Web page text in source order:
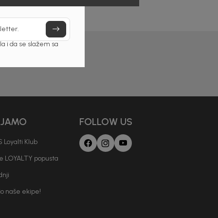
Loyalti Klub
LOYALTY popusta
naše ekipe!
FOLLOW US
i da se slažem sa